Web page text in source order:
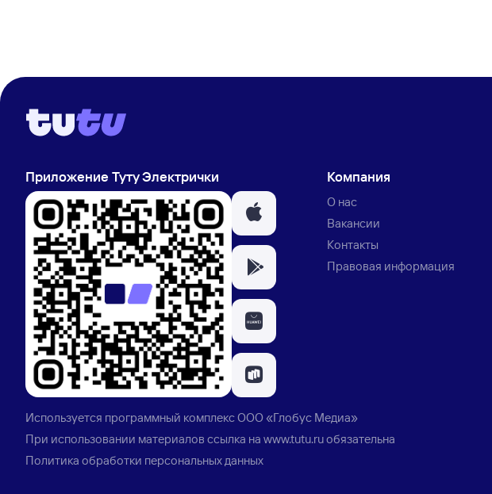
Приложение Туту Электрички Компания
О нас
Вакансии
Контакты
Правовая информация
Используется программный комплексООО «Глобус Медиа»
При использовании материалов ссылка на www.tutu.ruобязательна
Политика обработки персональных данных